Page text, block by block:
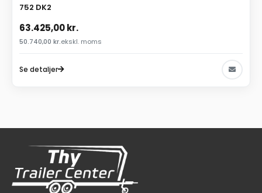
752 DK2
63.425,00kr.
50.740,00 kr.ekskl. moms
Se detaljer